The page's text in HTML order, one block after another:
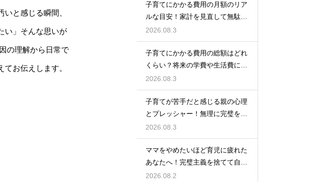
と感じる瞬間、
い」そんな思いが
の理解から日常で
お伝えします。
子育てにかかる費用の月額のリア
ルな目安！家計を見直して無駄な
出費を抑えながら無理なく育児を
するための計画術
2026.08.3
子育てにかかる費用の総額はどれ
くらい？将来の学費や生活費に備
えて今から計画的に貯金をして教
育資金を準備する術
2026.08.3
子育てが苦手だと感じる親の心理
とプレッシャー！無理に完璧を目
指さずに自分らしいペースで育児
をするためのヒント
2026.08.3
ママをやめたいほど育児に疲れた
あなたへ！完璧主義を捨てて自分
自身を大切にしながら心に余裕を
2026.08.2